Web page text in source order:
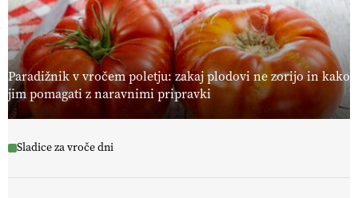
Paradižnik v vročem poletju: zakaj plodovi ne zorijo in kako
jim pomagati z naravnimi pripravki
Sladice za vroče dni